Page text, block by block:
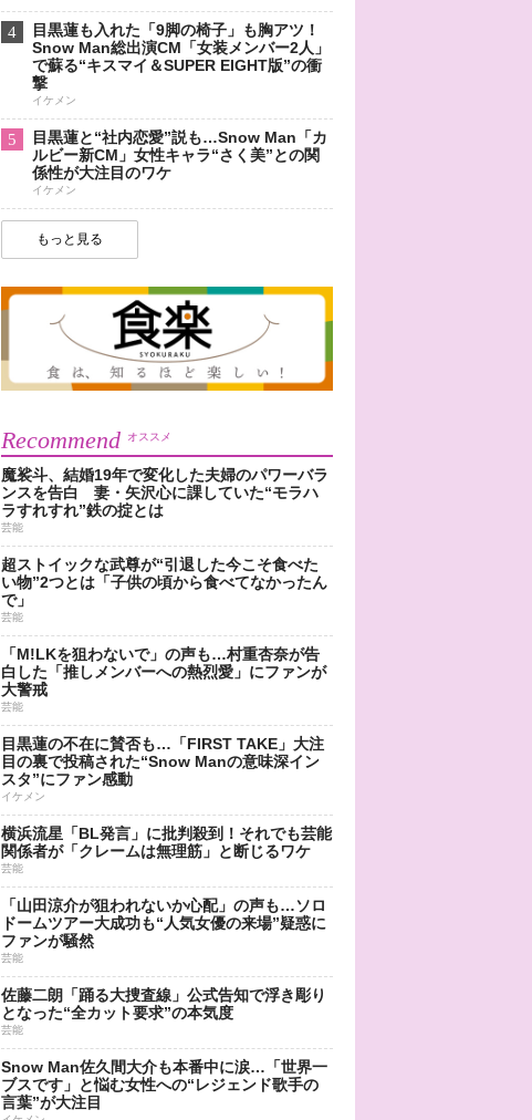
4
目黒蓮も入れた「9脚の椅子」も胸アツ！
Snow Man総出演CM「女装メンバー2人」
で蘇る“キスマイ＆SUPER EIGHT版”の衝
撃
イケメン
5
目黒蓮と“社内恋愛”説も…Snow Man「カ
ルビー新CM」女性キャラ“さく美”との関
係性が大注目のワケ
イケメン
もっと見る
Recommend オススメ
魔裟斗、結婚19年で変化した夫婦のパワーバラ
ンスを告白 妻・矢沢心に課していた“モラハ
ラすれすれ”鉄の掟とは
芸能
超ストイックな武尊が“引退した今こそ食べた
い物”2つとは「子供の頃から食べてなかったん
で」
芸能
「M!LKを狙わないで」の声も…村重杏奈が告
白した「推しメンバーへの熱烈愛」にファンが
大警戒
芸能
目黒蓮の不在に賛否も…「FIRST TAKE」大注
目の裏で投稿された“Snow Manの意味深イン
スタ”にファン感動
イケメン
横浜流星「BL発言」に批判殺到！それでも芸能
関係者が「クレームは無理筋」と断じるワケ
芸能
「山田涼介が狙われないか心配」の声も…ソロ
ドームツアー大成功も“人気女優の来場”疑惑に
ファンが騒然
芸能
佐藤二朗「踊る大捜査線」公式告知で浮き彫り
となった“全カット要求”の本気度
芸能
Snow Man佐久間大介も本番中に涙…「世界一
ブスです」と悩む女性への“レジェンド歌手の
言葉”が大注目